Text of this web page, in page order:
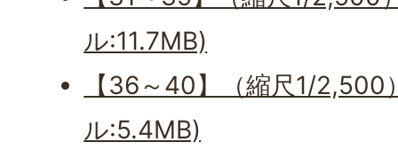
ル:11.7MB)
【36～40】（縮尺1/2,500
ル:5.4MB)